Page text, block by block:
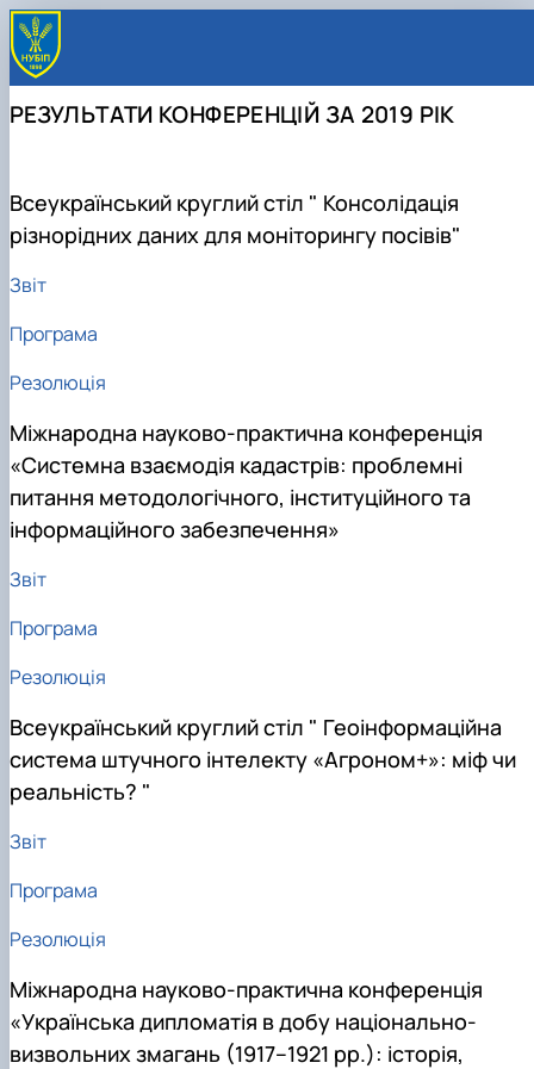
РЕЗУЛЬТАТИ КОНФЕРЕНЦІЙ ЗА 2019 РІК
Всеукраїнський круглий стіл " Консолідація
різнорідних даних для моніторингу посівів"
Звіт
Програма
Резолюція
Міжнародна науково-практична конференція
«Системна взаємодія кадастрів: проблемні
питання методологічного, інституційного та
інформаційного забезпечення»
Звіт
Програма
Резолюція
Всеукраїнський круглий стіл " Геоінформаційна
система штучного інтелекту «Агроном+»: міф чи
реальність? "
Звіт
Програма
Резолюція
Міжнародна науково-практична конференція
«Українська дипломатія в добу національно-
визвольних змагань (1917–1921 рр.): історія,